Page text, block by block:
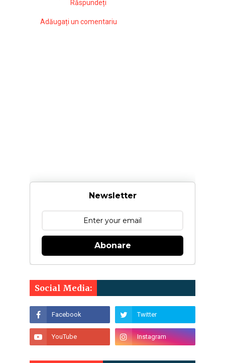
Răspundeți
Adăugați un comentariu
Newsletter
Abonare
Social Media: